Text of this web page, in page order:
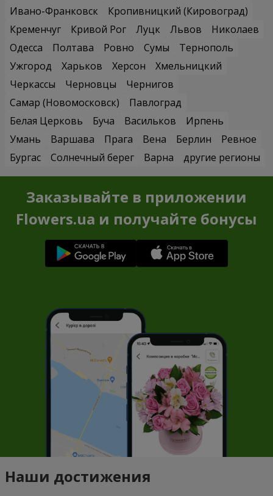
Ивано-Франковск
Кропивницкий (Кировоград)
Кременчуг
Кривой Рог Луцк Львов
Николаев
Одесса
Полтава Ровно Сумы
Тернополь
Ужгород
Харьков Херсон
Хмельницкий
Черкассы
Черновцы
Чернигов
Самар (Новомосковск)
Павлоград
Белая Церковь
Буча Васильков
Ирпень
Умань
Варшава Прага Вена Берлин
Ревное
Бургас
Солнечный берег Варна другие регионы
Заказывайте в приложении
Flowers.ua и получайте бонусы
Наши достижения